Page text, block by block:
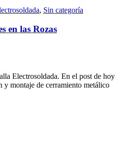
, Sin categoría
en las Rozas
Electrosoldada. En el post de hoy
y montaje de cerramiento metálico